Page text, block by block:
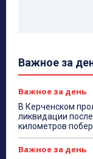
Важное за
Важное за день
В Керченском
ликвидации
километров
Важное за день